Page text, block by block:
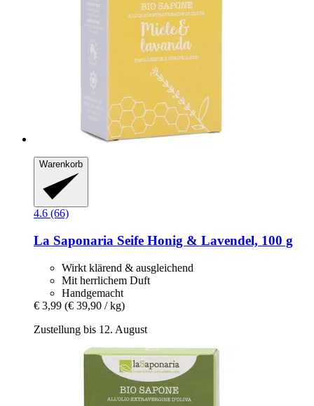
Warenkorb
4.6 (66)
La Saponaria Seife Honig & Lavendel, 100 g
Wirkt klärend & ausgleichend
Mit herrlichem Duft
Handgemacht
€ 3,99 (€ 39,90 / kg)
Zustellung bis 12. August